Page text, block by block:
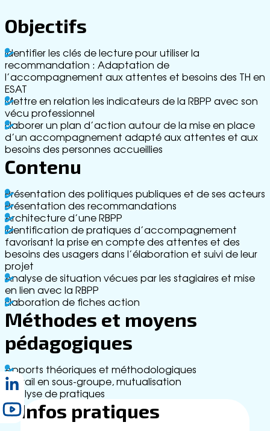
e
G
ss
ai
re
e
cr
u
t
e
m
e
t
C
o
n
t
a
c
t
Objectifs
Identifier les clés de lecture pour utiliser la
recommandation : Adaptation de
l’accompagnement aux attentes et besoins des TH en
ESAT
Mettre en relation les indicateurs de la RBPP avec son
vécu professionnel
Elaborer un plan d’action autour de la mise en place
d’un accompagnement adapté aux attentes et aux
besoins des personnes accueillies
Contenu
Présentation des politiques publiques et de ses acteurs
Présentation des recommandations
Architecture d’une RBPP
Identification de pratiques d’accompagnement
favorisant la prise en compte des attentes et des
besoins des usagers dans l’élaboration et suivi de leur
projet
Analyse de situation vécues par les stagiaires et mise
en lien avec la RBPP
Elaboration de fiches action
Méthodes et moyens
pédagogiques
Apports théoriques et méthodologiques
Travail en sous-groupe, mutualisation
Analyse de pratiques
Infos pratiques